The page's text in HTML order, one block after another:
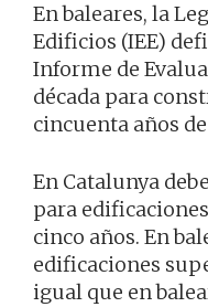
En baleares, la
Edificios (IEE)
Informe de
década para
cincuenta años
En Catalunya
para
cinco años. En
edificaciones
igual que en